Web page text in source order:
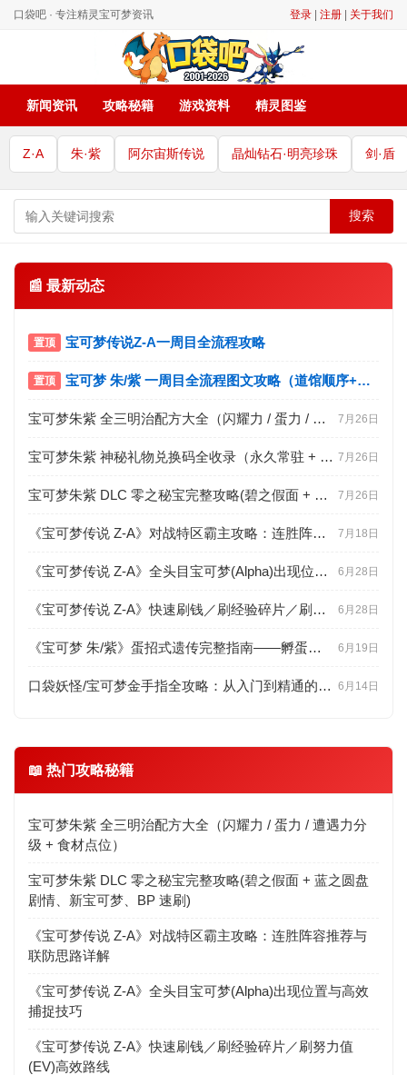
口袋吧 · 专注精灵宝可梦资讯 登录 注册 关于我们
新闻资讯 攻略秘籍 游戏资料 精灵图鉴
Z·A 朱·紫 阿尔宙斯传说 晶灿钻石·明亮珍珠 剑·盾
搜索
📰 最新动态
宝可梦传说Z-A一周目全流程攻略
宝可梦 朱/紫 一周目全流程图文攻略（道馆顺序+宝主挑战）
宝可梦朱紫 全三明治配方大全（闪耀力 / 蛋力 / 遭遇力分级 + 食材点位） 7月26日
宝可梦朱紫 神秘礼物兑换码全收录（永久常驻 + 限时配信 + 联网直领教程） 7月26日
宝可梦朱紫 DLC 零之秘宝完整攻略(碧之假面 + 蓝之圆盘剧情、新宝可梦、BP 速刷) 7月26日
《宝可梦传说 Z-A》对战特区霸主攻略：连胜阵容推荐与联防思路详解 7月18日
《宝可梦传说 Z-A》全头目宝可梦(Alpha)出现位置与高效捕捉技巧 6月28日
《宝可梦传说 Z-A》快速刷钱／刷经验碎片／刷努力值(EV)高效路线 6月28日
《宝可梦 朱/紫》蛋招式遗传完整指南——孵蛋步数、连锁判定与百变怪用法 6月19日
口袋妖怪/宝可梦金手指全攻略：从入门到精通的工具百科 6月14日
📖 热门攻略秘籍
宝可梦朱紫 全三明治配方大全（闪耀力 / 蛋力 / 遭遇力分
级 + 食材点位）
宝可梦朱紫 DLC 零之秘宝完整攻略(碧之假面 + 蓝之圆盘
剧情、新宝可梦、BP 速刷)
《宝可梦传说 Z-A》对战特区霸主攻略：连胜阵容推荐与
联防思路详解
《宝可梦传说 Z-A》全头目宝可梦(Alpha)出现位置与高效
捕捉技巧
《宝可梦传说 Z-A》快速刷钱／刷经验碎片／刷努力值
(EV)高效路线